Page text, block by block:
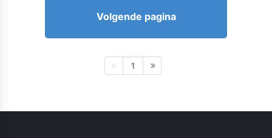
Volgende pagina
1